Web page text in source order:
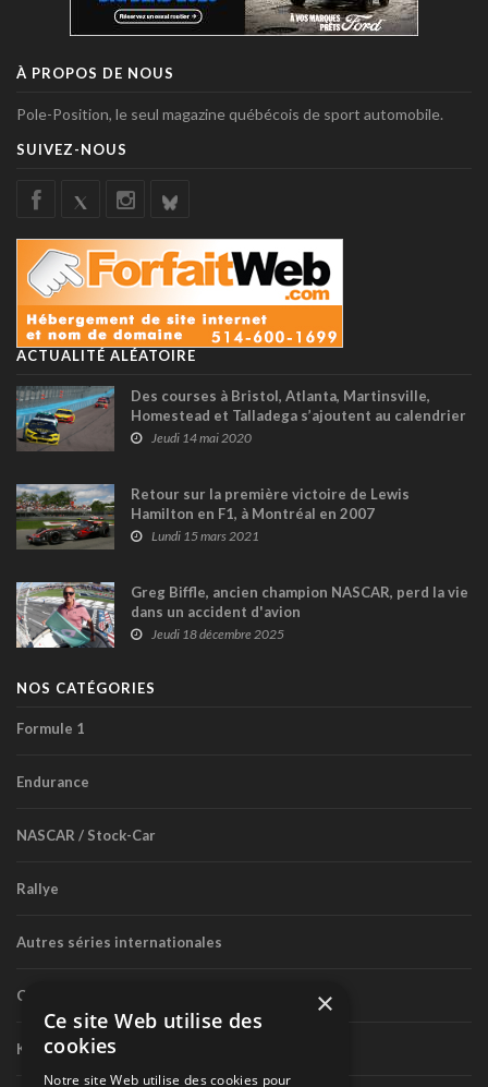
À PROPOS DE NOUS
Pole-Position, le seul magazine québécois de sport automobile.
SUIVEZ-NOUS
ACTUALITÉ ALÉATOIRE
Des courses à Bristol, Atlanta, Martinsville,
Homestead et Talladega s’ajoutent au calendrier
des séries NASCAR
Jeudi 14 mai 2020
Retour sur la première victoire de Lewis
Hamilton en F1, à Montréal en 2007
Lundi 15 mars 2021
Greg Biffle, ancien champion NASCAR, perd la vie
dans un accident d'avion
Jeudi 18 décembre 2025
NOS CATÉGORIES
Formule 1
Endurance
NASCAR / Stock-Car
Rallye
Autres séries internationales
Circuit routier canadien
Karting
×
Ce site Web utilise des
cookies
Notre site Web utilise des cookies pour